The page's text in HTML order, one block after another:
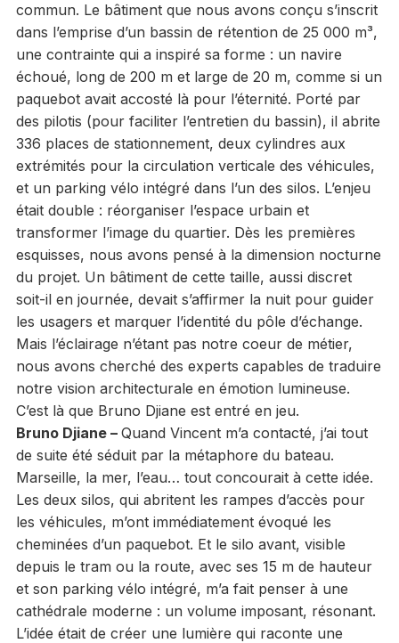
commun. Le bâtiment que nous avons conçu s’inscrit
dans l’emprise d’un bassin de rétention de 25 000 m³,
une contrainte qui a inspiré sa forme : un navire
échoué, long de 200 m et large de 20 m, comme si un
paquebot avait accosté là pour l’éternité. Porté par
des pilotis (pour faciliter l’entretien du bassin), il abrite
336 places de stationnement, deux cylindres aux
extrémités pour la circulation verticale des véhicules,
et un parking vélo intégré dans l’un des silos. L’enjeu
était double : réorganiser l’espace urbain et
transformer l’image du quartier. Dès les premières
esquisses, nous avons pensé à la dimension nocturne
du projet. Un bâtiment de cette taille, aussi discret
soit-il en journée, devait s’affirmer la nuit pour guider
les usagers et marquer l’identité du pôle d’échange.
Mais l’éclairage n’étant pas notre coeur de métier,
nous avons cherché des experts capables de traduire
notre vision architecturale en émotion lumineuse.
C’est là que Bruno Djiane est entré en jeu.
Bruno Djiane – Quand Vincent m’a contacté, j’ai tout
de suite été séduit par la métaphore du bateau.
Marseille, la mer, l’eau… tout concourait à cette idée.
Les deux silos, qui abritent les rampes d’accès pour
les véhicules, m’ont immédiatement évoqué les
cheminées d’un paquebot. Et le silo avant, visible
depuis le tram ou la route, avec ses 15 m de hauteur
et son parking vélo intégré, m’a fait penser à une
cathédrale moderne : un volume imposant, résonant.
L’idée était de créer une lumière qui raconte une